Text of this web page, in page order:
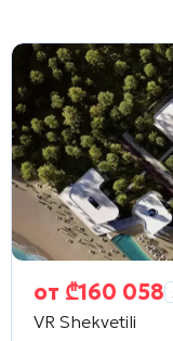
от ₾160 058
VR Shekvetili